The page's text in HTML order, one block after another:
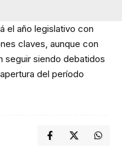
el año legislativo con
claves, aunque con
seguir siendo debatidos
del período